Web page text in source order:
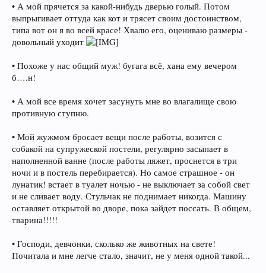
• А мой прячется за какой-нибудь дверью голый. Потом
выпрыгивает оттуда как кот и трясет своим достоинством,
типа вот он я во всей красе! Хвалю его, оцениваю размеры -
довольный уходит
• Похоже у нас общий муж! бугага всё, хана ему вечером
б….н!
• А мой все время хочет засунуть мне во влагалище свою
противную ступню.
• Мой жужмом бросает вещи после работы, возится с
собакой на супружеской постели, регулярно засыпает в
наполненной ванне (после работы ляжет, проснется в три
ночи и в постель перебирается). Но самое страшное - он
лунатик! встает в туалет ночью - не выключает за собой свет
и не сливает воду. Стульчак не поднимает никогда. Машину
оставляет открытой во дворе, пока зайдет поссать. В общем,
тварина!!!!!
• Господи, девчонки, сколько же животных на свете!
Почитала и мне легче стало, значит, не у меня одной такой...